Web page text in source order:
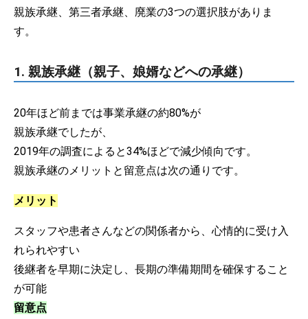
親族承継、第三者承継、廃業の3つの選択肢がありま
す。
1. 親族承継（親子、娘婿などへの承継）
20年ほど前までは事業承継の約80%が
親族承継でしたが、
2019年の調査によると34%ほどで減少傾向です。
親族承継のメリットと留意点は次の通りです。
メリット
スタッフや患者さんなどの関係者から、心情的に受け入
れられやすい
後継者を早期に決定し、長期の準備期間を確保すること
が可能
留意点